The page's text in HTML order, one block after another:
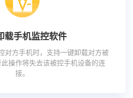
载手机监控软件
对方手机时，支持一键卸载对方被
操作将失去该被控手机设备的连
接。